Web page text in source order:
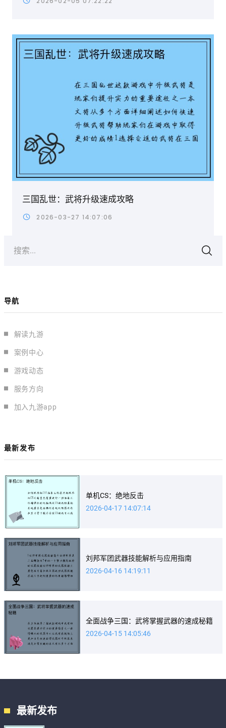
三国乱世：武将升级速成攻略
2026-03-27 14:07:06
搜索...
导航
解读九游
案例中心
游戏动态
服务方向
加入九游app
最新发布
单机CS：绝地反击
2026-04-17 14:07:14
刘邦军团武器技能解析与应用指南
2026-04-16 14:19:11
全面战争三国：武将掌握武器的速成秘籍
2026-04-15 14:05:46
最新发布